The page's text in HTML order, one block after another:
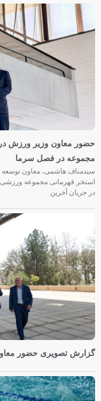
حضور معاون وزیر ورزش در
مجموعه در فصل سرما
سیدمناف هاشمی، معاون توسعه
استخر قهرمانی مجموعه ورزشی
در جریان آخرین
گزارش تصویری حضور